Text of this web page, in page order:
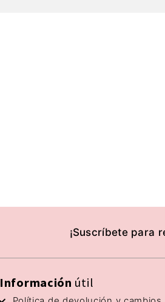
¡Suscríbete para
Información útil